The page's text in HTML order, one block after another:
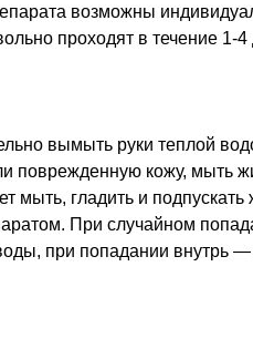
возможны
проходят в течение 1-
вымыть руки теплой
поврежденную кожу, мыть
мыть, гладить и
При случайном
при попадании внутрь